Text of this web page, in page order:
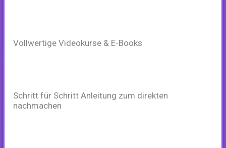
Vollwertige Videokurse & E-Books
Schritt für Schritt Anleitung zum direkten
nachmachen